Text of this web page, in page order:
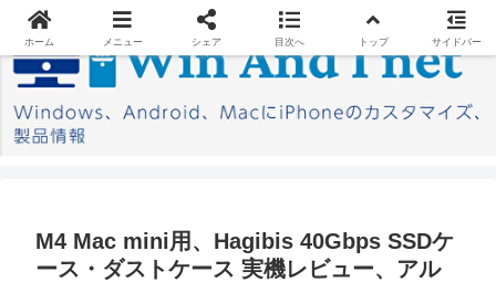
M4 Mac mini用、Hagibis 40Gbps SSDケ
ース・ダストケース 実機レビュー、アル
ホーム メニュー シェア 目次へ トップ サイドバー